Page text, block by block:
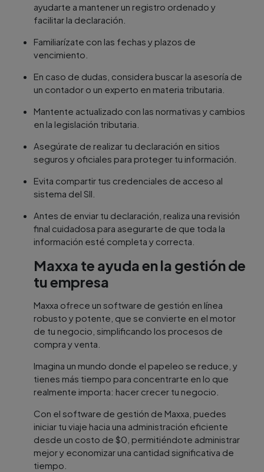
ayudarte a mantener un registro ordenado y
facilitar la declaración.
Familiarízate con las fechas y plazos de
vencimiento.
En caso de dudas, considera buscar la asesoría de
un contador o un experto en materia tributaria.
Mantente actualizado con las normativas y cambios
en la legislación tributaria.
Asegúrate de realizar tu declaración en sitios
seguros y oficiales para proteger tu información.
Evita compartir tus credenciales de acceso al
sistema del SII.
Antes de enviar tu declaración, realiza una revisión
final cuidadosa para asegurarte de que toda la
información esté completa y correcta.
Maxxa te ayuda en la gestión de
tu empresa
Maxxa ofrece un software de gestión en línea
robusto y potente, que se convierte en el motor
de tu negocio, simplificando los procesos de
compra y venta.
Imagina un mundo donde el papeleo se reduce, y
tienes más tiempo para concentrarte en lo que
realmente importa: hacer crecer tu negocio.
Con el software de gestión de Maxxa, puedes
iniciar tu viaje hacia una administración eficiente
desde un costo de $0, permitiéndote administrar
mejor y economizar una cantidad significativa de
tiempo.